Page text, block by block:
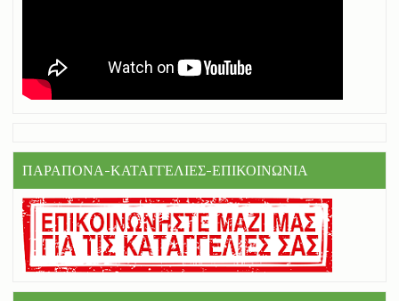
ΠΑΡΑΠΟΝΑ-ΚΑΤΑΓΓΕΛΙΕΣ-ΕΠΙΚΟΙΝΩΝΙΑ